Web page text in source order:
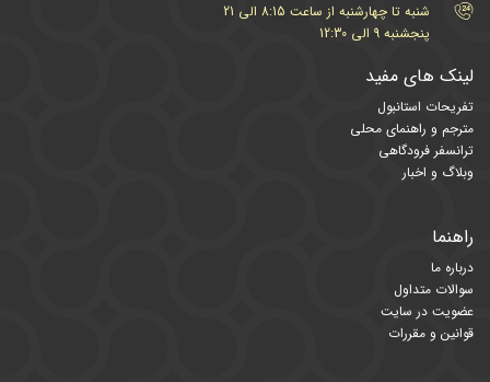
شنبه تا چهارشنبه از ساعت 8:15 الی 21
پنجشنبه 9 الی 12:30
لینک های مفید
تفریحات استانبول
مترجم و راهنمای محلی
ترانسفر فرودگاهی
وبلاگ و اخبار
راهنما
درباره ما
سوالات متداول
عضویت در سایت
قوانین و مقررات